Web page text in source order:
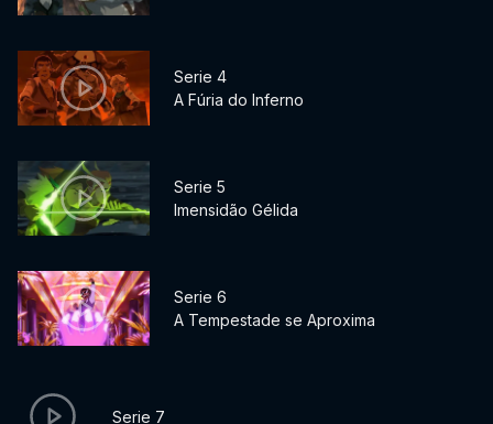
Serie 4
A Fúria do Inferno
Serie 5
Imensidão Gélida
Serie 6
A Tempestade se Aproxima
Serie 7